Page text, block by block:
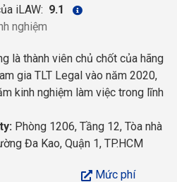
iLAW: 9.1
nghiệm
là thành viên chủ chốt của hãng
gia TLT Legal vào năm 2020,
kinh nghiệm làm việc trong lĩnh
Phòng 1206, Tầng 12, Tòa nhà
Đa Kao, Quận 1, TP.HCM
Mức phí